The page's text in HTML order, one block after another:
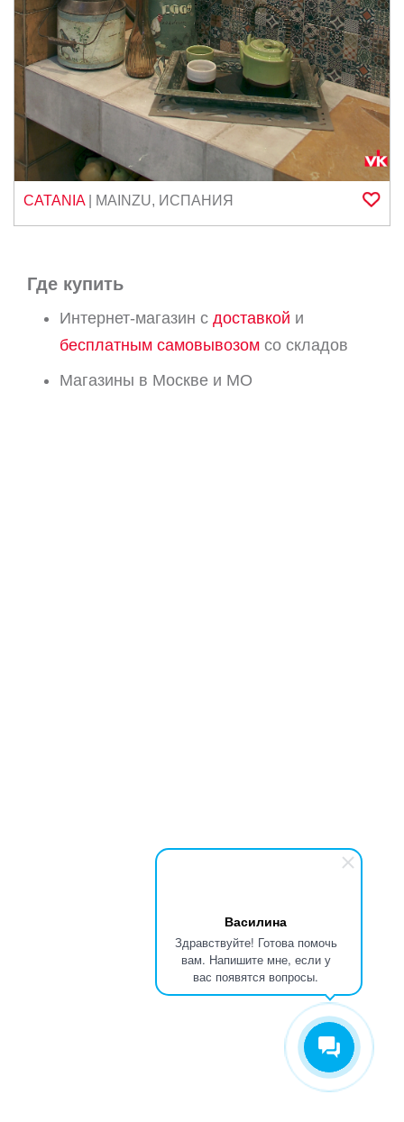
Василина
Здравствуйте! Готова помочь
вам. Напишите мне, если у
вас появятся вопросы.
CATANIA| MAINZU, ИСПАНИЯ
Где купить
Интернет-магазин с доставкой и
бесплатным самовывозом со складов
Магазины в Москве и МО